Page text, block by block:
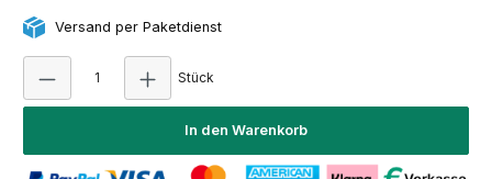
Versand per Paketdienst
Stück
In den Warenkorb